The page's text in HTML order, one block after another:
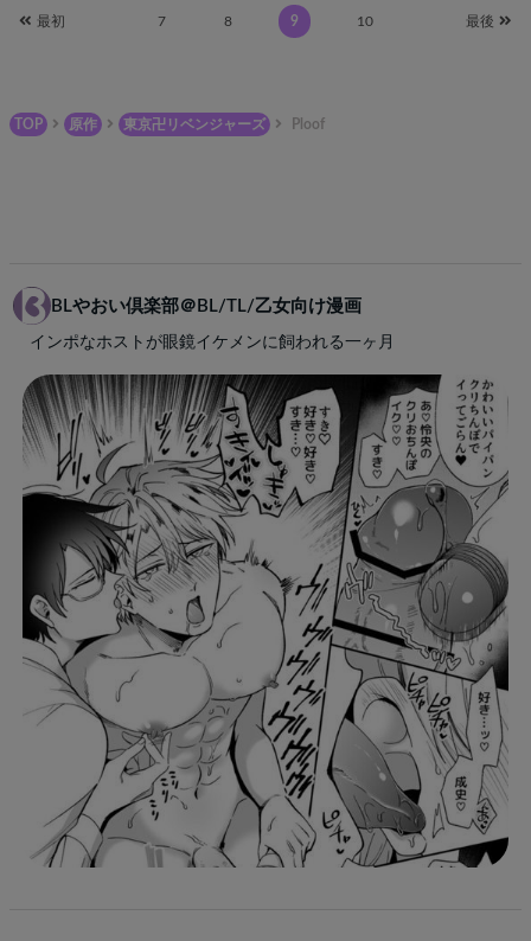
最初 7 8 9 10 最後
TOP 原作 東京卍リベンジャーズ Ploof
BLやおい倶楽部＠BL/TL/乙女向け漫画
インポなホストが眼鏡イケメンに飼われる一ヶ月